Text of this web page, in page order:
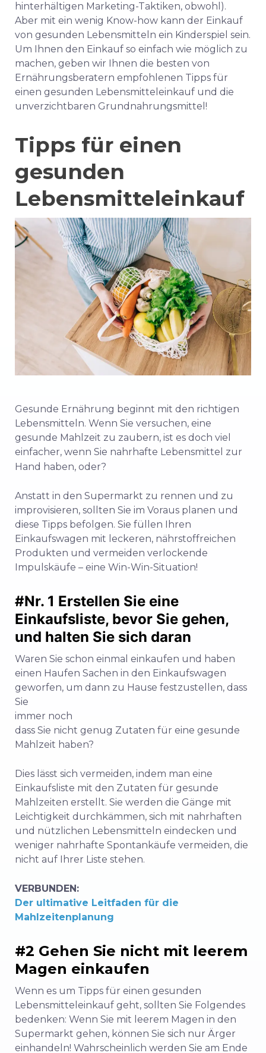
hinterhältigen Marketing-Taktiken, obwohl ).
Aber mit ein wenig Know-how kann der Einkauf
von gesunden Lebensmitteln ein Kinderspiel sein.
Um Ihnen den Einkauf so einfach wie möglich zu
machen, geben wir Ihnen die besten von
Ernährungsberatern empfohlenen Tipps für
einen gesunden Lebensmitteleinkauf und die
unverzichtbaren Grundnahrungsmittel!
Tipps für einen
gesunden
Lebensmitteleinkauf
Gesunde Ernährung beginnt mit den richtigen
Lebensmitteln. Wenn Sie versuchen, eine
gesunde Mahlzeit zu zaubern, ist es doch viel
einfacher, wenn Sie nahrhafte Lebensmittel zur
Hand haben, oder?
Anstatt in den Supermarkt zu rennen und zu
improvisieren, sollten Sie im Voraus planen und
diese Tipps befolgen. Sie füllen Ihren
Einkaufswagen mit leckeren, nährstoffreichen
Produkten und vermeiden verlockende
Impulskäufe – eine Win-Win-Situation!
#Nr. 1 Erstellen Sie eine
Einkaufsliste, bevor Sie gehen,
und halten Sie sich daran
Waren Sie schon einmal einkaufen und haben
einen Haufen Sachen in den Einkaufswagen
geworfen, um dann zu Hause festzustellen, dass
Sie
immer noch
dass Sie nicht genug Zutaten für eine gesunde
Mahlzeit haben?
Dies lässt sich vermeiden, indem man eine
Einkaufsliste mit den Zutaten für gesunde
Mahlzeiten erstellt. Sie werden die Gänge mit
Leichtigkeit durchkämmen, sich mit nahrhaften
und nützlichen Lebensmitteln eindecken und
weniger nahrhafte Spontankäufe vermeiden, die
nicht auf Ihrer Liste stehen.
VERBUNDEN:
Der ultimative Leitfaden für die
Mahlzeitenplanung
#2 Gehen Sie nicht mit leerem
Magen einkaufen
Wenn es um Tipps für einen gesunden
Lebensmitteleinkauf geht, sollten Sie Folgendes
bedenken: Wenn Sie mit leerem Magen in den
Supermarkt gehen, können Sie sich nur Ärger
einhandeln! Wahrscheinlich werden Sie am Ende